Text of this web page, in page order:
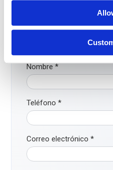
Empresa
Nombre*
Teléfono*
Correo electrónico*